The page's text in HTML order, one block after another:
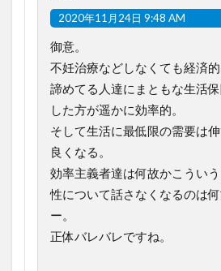
2020年11月24日 9:48 AM
御意。
不妊治療などしなくても経済
諦めてる人達にまともな生活
した方が遥かに効率的。
そして生活に最低限の需要は
良くなる。
効率主義者達は何故かこうい
性について話さなくなるのは
ー。
正体バレバレですね。